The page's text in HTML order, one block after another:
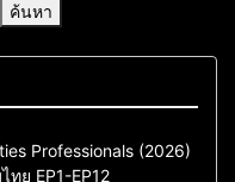
ค้นหา
& Adventure
Drama
Professionals (2026)
ทย EP1-EP12